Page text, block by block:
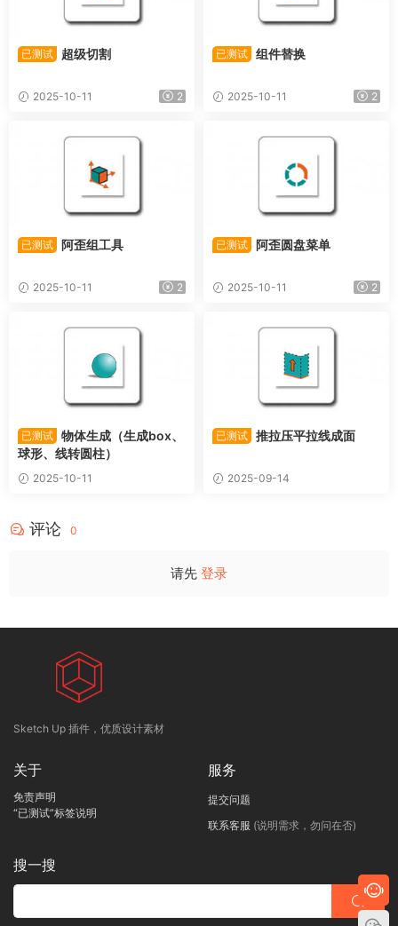
已测试 超级切割
2025-10-11 2
已测试 组件替换
2025-10-11 2
已测试 阿歪组工具
2025-10-11 2
已测试 阿歪圆盘菜单
2025-10-11 2
已测试 物体生成（生成box、
球形、线转圆柱）
2025-10-11
已测试 推拉压平拉线成面
2025-09-14
评论 0
请先 登录
Sketch Up 插件，优质设计素材
关于
免责声明
“已测试”标签说明
服务
提交问题
联系客服 (说明需求，勿问在否)
搜一搜